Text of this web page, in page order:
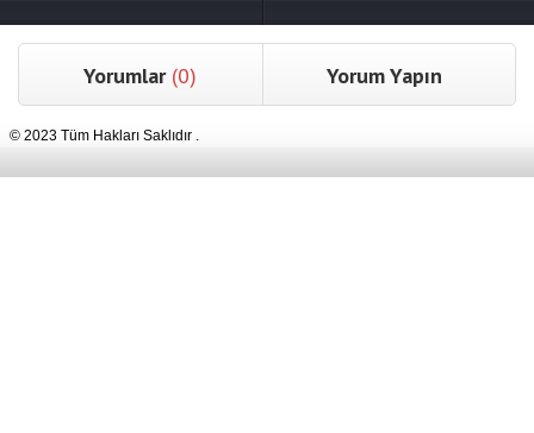
Yorumlar (0) Yorum Yapın
© 2023 Tüm Hakları Saklıdır .